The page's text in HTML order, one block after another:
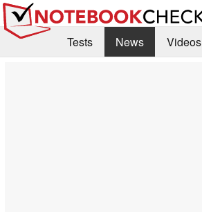
Tests News
Videos